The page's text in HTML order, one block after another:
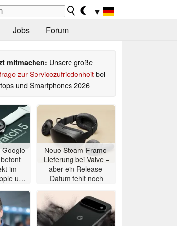
▼
Jobs Forum
mitmachen: Unsere große
zur Servicezufriedenheitbei
und Smartphones 2026
Google
im
und
Neue Steam-Frame-
Lieferung bei Valve –
aber ein Release-
Datum fehlt noch